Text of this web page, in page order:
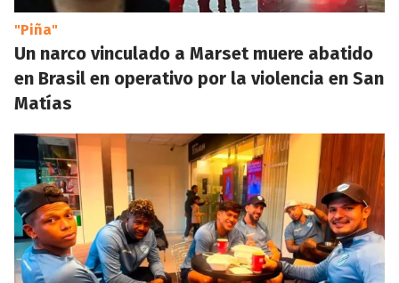
"Piña"
Un narco vinculado a Marset muere abatido
en Brasil en operativo por la violencia en San
Matías